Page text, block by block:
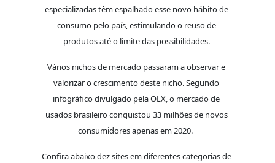
especializadas têm espalhado esse novo hábito de
consumo pelo país, estimulando o reuso de
produtos até o limite das possibilidades.
Vários nichos de mercado passaram a observar e
valorizar o crescimento deste nicho. Segundo
infográfico divulgado pela OLX, o mercado de
usados brasileiro conquistou 33 milhões de novos
consumidores apenas em 2020.
Confira abaixo dez sites em diferentes categorias de